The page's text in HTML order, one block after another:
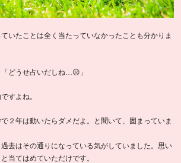
いたことは全く当たっていなかったことも分かりま
どうせ占いだしね…☹️」
すよね。
２年は動いたらダメだよ。と聞いて、固まっていま
去はその通りになっている気がしていました。思い
当てはめていただけです。